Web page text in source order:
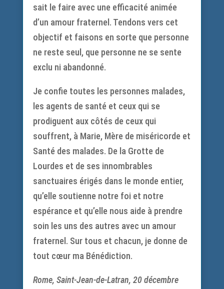
sait le faire avec une efficacité animée
d’un amour fraternel. Tendons vers cet
objectif et faisons en sorte que personne
ne reste seul, que personne ne se sente
exclu ni abandonné.
Je confie toutes les personnes malades,
les agents de santé et ceux qui se
prodiguent aux côtés de ceux qui
souffrent, à Marie, Mère de miséricorde et
Santé des malades. De la Grotte de
Lourdes et de ses innombrables
sanctuaires érigés dans le monde entier,
qu’elle soutienne notre foi et notre
espérance et qu’elle nous aide à prendre
soin les uns des autres avec un amour
fraternel. Sur tous et chacun, je donne de
tout cœur ma Bénédiction.
Rome, Saint-Jean-de-Latran, 20 décembre